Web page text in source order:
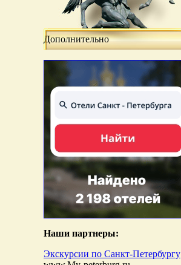
Дополнительно
Наши партнеры:
Экскурсии по Санкт-Петербургу